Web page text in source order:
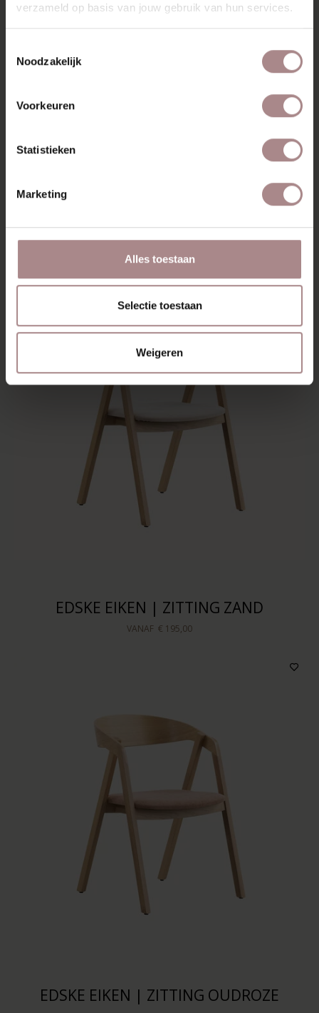
verzameld op basis van jouw gebruik van hun services.
Noodzakelijk
Voorkeuren
Statistieken
Marketing
Alles toestaan
Selectie toestaan
Weigeren
VANAF€ 279,00
EDSKE EIKEN | ZITTING ZAND
VANAF € 195,00
EDSKE EIKEN | ZITTING OUDROZE